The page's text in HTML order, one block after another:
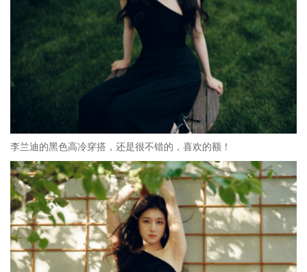
李兰迪的黑色高冷穿搭，还是很不错的，喜欢的额！